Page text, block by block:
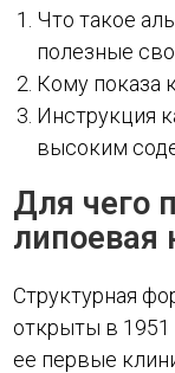
Что такое
полезные
Кому показа
Инструкция
высоким
Для чего
липоевая
Структурная
открыты в
ее первые